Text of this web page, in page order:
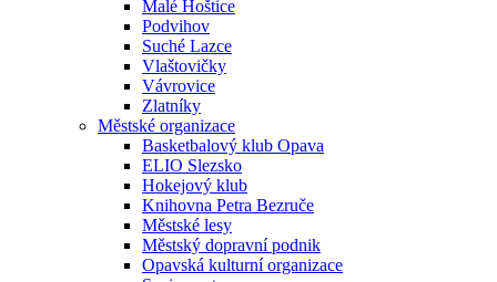
Malé Hoštice
Podvihov
Suché Lazce
Vlaštovičky
Vávrovice
Zlatníky
Městské organizace
Basketbalový klub Opava
ELIO Slezsko
Hokejový klub
Knihovna Petra Bezruče
Městské lesy
Městský dopravní podnik
Opavská kulturní organizace